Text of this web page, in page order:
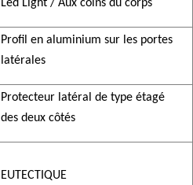
Led Light / Aux coins du corps
Profil en aluminium sur les portes
latérales
Protecteur latéral de type étagé
des deux côtés
EUTECTIQUE